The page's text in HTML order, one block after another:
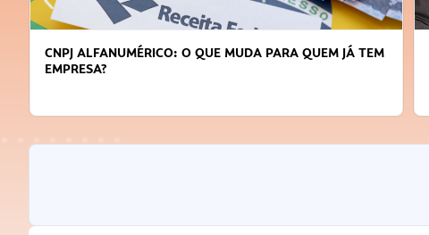
DICAS PARA OBTER CRÉDITO